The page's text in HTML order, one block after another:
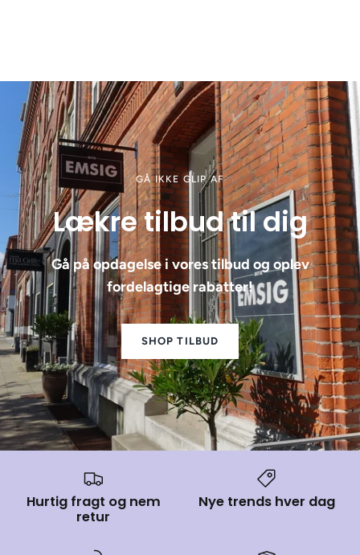
GÅ IKKE GLIP AF
Lækre tilbud til dig
Gå på opdagelse i vores tilbud og oplev
fordelagtige rabatter!
SHOP TILBUD
Hurtig fragt og nem
retur
Nye trends hver dag